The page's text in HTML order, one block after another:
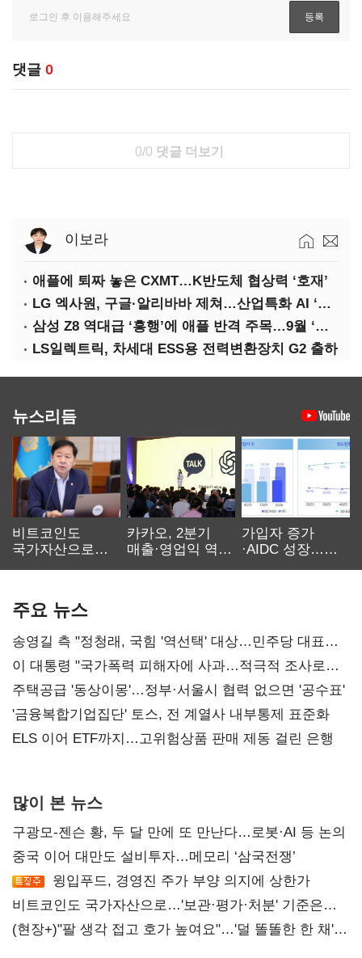
댓글 0
0/0 댓글 더보기
이보라
애플에 퇴짜 놓은 CXMT…K반도체 협상력 ‘호재’
LG 엑사원, 구글·알리바바 제쳐…산업특화 AI ‘속도’
삼성 Z8 역대급 ‘흥행’에 애플 반격 주목…9월 ‘폴더블 대전’
LS일렉트릭, 차세대 ESS용 전력변환장치 G2 출하
뉴스리듬
비트코인도
국가자산으로…'
카카오, 2분기
매출·영업익 역대
가입자 증가
·AIDC 성장…
주요 뉴스
송영길 측 "정청래, 국힘 '역선택' 대상…민주당 대표로
총선 지휘 못해"
이 대통령 "국가폭력 피해자에 사과…적극적 조사로
진실 밝혀야"
주택공급 '동상이몽'…정부·서울시 협력 없으면 '공수표'
'금융복합기업집단' 토스, 전 계열사 내부통제 표준화
ELS 이어 ETF까지…고위험상품 판매 제동 걸린 은행
많이 본 뉴스
구광모-젠슨 황, 두 달 만에 또 만난다…로봇·AI 등 논의
중국 이어 대만도 설비투자…메모리 ‘삼국전쟁’
윙입푸드, 경영진 주가 부양 의지에 상한가
비트코인도 국가자산으로…'보관·평가·처분' 기준은
숙제
(현장+)"팔 생각 접고 호가 높여요"…'덜 똘똘한 한 채'